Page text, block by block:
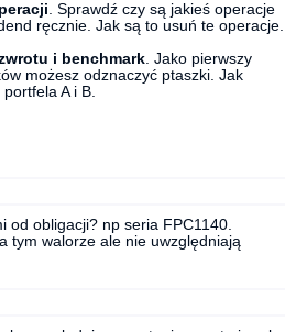
. Sprawdź czy są jakieś operacje
ręcznie. Jak są to usuń te operacje.
i benchmark. Jako pierwszy
możesz odznaczyć ptaszki. Jak
A i B.
od obligacji? np seria FPC1140.
tym walorze ale nie uwzględniają